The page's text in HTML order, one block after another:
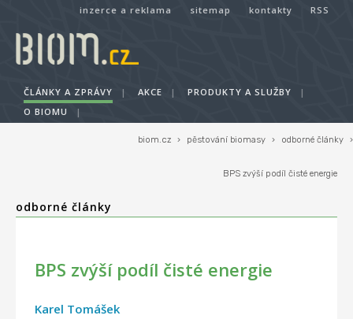
inzerce a reklama sitemap kontakty RSS
ČLÁNKY A ZPRÁVY | AKCE | PRODUKTY A SLUŽBY
|
O BIOMU
|
biom.cz › pěstování biomasy › odborné články ›
BPS zvýší podíl čisté energie
odborné články
BPS zvýší podíl čisté energie
Karel Tomášek